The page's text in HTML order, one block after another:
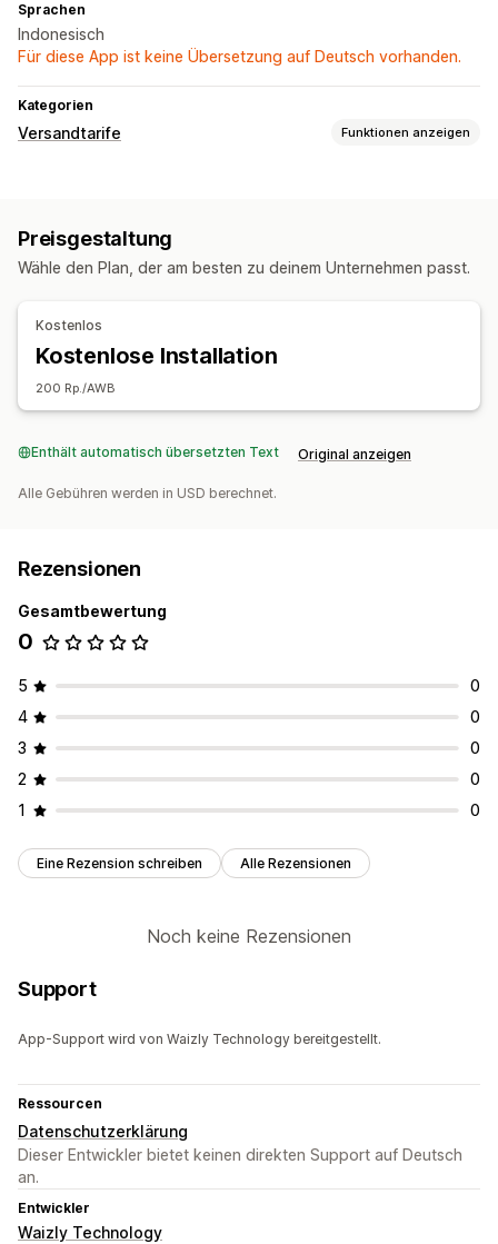
Sprachen
Indonesisch
Für diese App ist keine Übersetzung auf Deutsch vorhanden.
Kategorien
Versandtarife Funktionen anzeigen
Anpassung
Preisgestaltung
Wähle den Plan, der am besten zu deinem Unternehmen passt.
Kostenlos
Kostenlose Installation
200 Rp./AWB
Enthält automatisch übersetzten Text Original anzeigen
Alle Gebühren werden in USD berechnet.
Rezensionen
Gesamtbewertung
0
5
0
4
0
3
0
2
0
1
0
Eine Rezension schreiben Alle Rezensionen
Noch keine Rezensionen
Support
App-Support wird von Waizly Technology bereitgestellt.
Ressourcen
Datenschutzerklärung
Dieser Entwickler bietet keinen direkten Support auf Deutsch
an.
Entwickler
Waizly Technology